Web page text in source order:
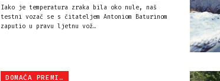
Iako je temperatura zraka bila oko nule, naš
testni vozač se s čitateljem Antoniom Baturinom
zaputio u pravu ljetnu vož…
DOMAĆA PREMIJERA